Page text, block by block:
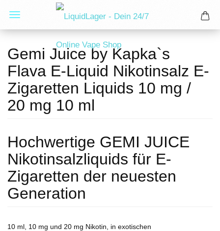
Gemi Juice by Kapka`s
Flava E-Liquid Nikotinsalz E-
Zigaretten Liquids 10 mg /
20 mg 10 ml
Hochwertige GEMI JUICE
Nikotinsalzliquids für E-
Zigaretten der neuesten
Generation
10 ml, 10 mg und 20 mg Nikotin, in exotischen